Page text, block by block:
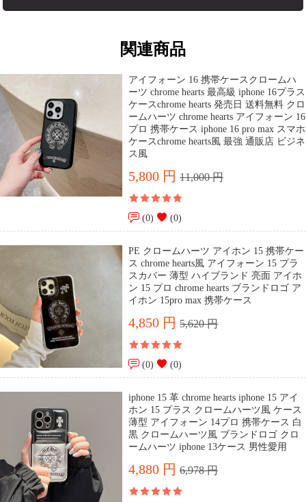
関連商品
アイフォーン 16 携帯ケースクロームハ
ーツ chrome hearts 最高級 iphone 16プラス
ケースchrome hearts 発売日 送料無料 クロ
ームハーツ chrome hearts アイフォーン 16
プロ 携帯ケース iphone 16 pro max スマホ
ケースchrome hearts風 最強 通販店 ビジネ
ス風
5,800 円11,000 円
(0) (0)
PE クロームハーツ アイホン 15 携帯ケー
ス chrome hearts風 アイフォーン 15 プラ
スカバー 薄型 ハイブランド 亮面 アイホ
ン 15 プロ chrome hearts ブランドロゴ ア
イホン 15pro max 携帯ケース
4,850 円5,620 円
(0) (0)
iphone 15 革 chrome hearts iphone 15 アイ
ホン 15 プラス クロームハーツ風 ケース
薄型 アイフォーン 14プロ 携帯ケース 白
黒 クロームハーツ風 ブランドロゴ クロ
ームハーツ iphone 13ケース 男性愛用
4,880 円6,978 円